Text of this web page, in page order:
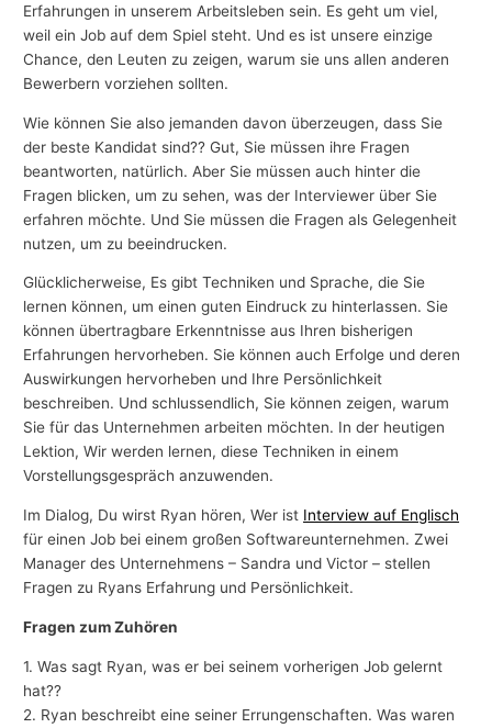
Erfahrungen in unserem Arbeitsleben sein. Es geht um viel,
weil ein Job auf dem Spiel steht. Und es ist unsere einzige
Chance, den Leuten zu zeigen, warum sie uns allen anderen
Bewerbern vorziehen sollten.
Wie können Sie also jemanden davon überzeugen, dass Sie
der beste Kandidat sind?? Gut, Sie müssen ihre Fragen
beantworten, natürlich. Aber Sie müssen auch hinter die
Fragen blicken, um zu sehen, was der Interviewer über Sie
erfahren möchte. Und Sie müssen die Fragen als Gelegenheit
nutzen, um zu beeindrucken.
Glücklicherweise, Es gibt Techniken und Sprache, die Sie
lernen können, um einen guten Eindruck zu hinterlassen. Sie
können übertragbare Erkenntnisse aus Ihren bisherigen
Erfahrungen hervorheben. Sie können auch Erfolge und deren
Auswirkungen hervorheben und Ihre Persönlichkeit
beschreiben. Und schlussendlich, Sie können zeigen, warum
Sie für das Unternehmen arbeiten möchten. In der heutigen
Lektion, Wir werden lernen, diese Techniken in einem
Vorstellungsgespräch anzuwenden.
Im Dialog, Du wirst Ryan hören, Wer ist Interview auf Englisch
für einen Job bei einem großen Softwareunternehmen. Zwei
Manager des Unternehmens – Sandra und Victor – stellen
Fragen zu Ryans Erfahrung und Persönlichkeit.
Fragen zum Zuhören
1. Was sagt Ryan, was er bei seinem vorherigen Job gelernt
hat??
2. Ryan beschreibt eine seiner Errungenschaften. Was waren